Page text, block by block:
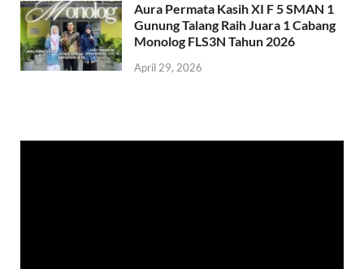
Aura Permata Kasih XI F 5 SMAN 1
Gunung Talang Raih Juara 1 Cabang
Monolog FLS3N Tahun 2026
April 29, 2026